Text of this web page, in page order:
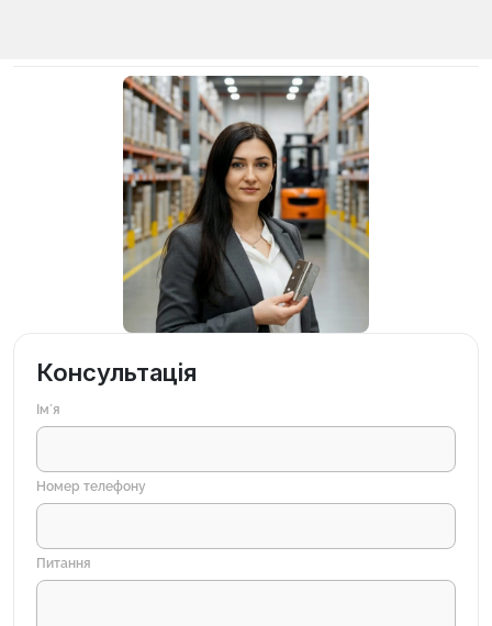
Консультація
Імʼя
Номер телефону
Питання